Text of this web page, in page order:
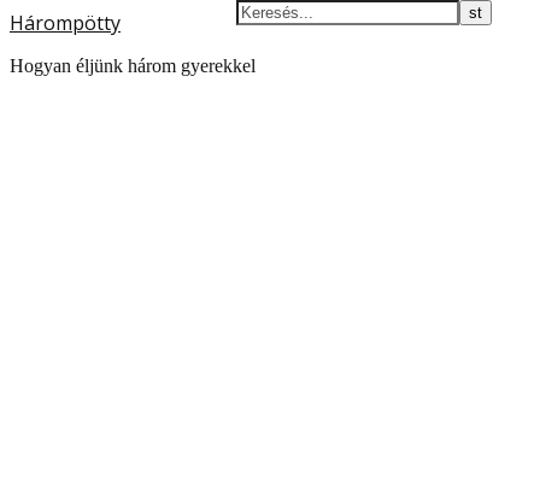
Hárompötty
Hogyan éljünk három gyerekkel